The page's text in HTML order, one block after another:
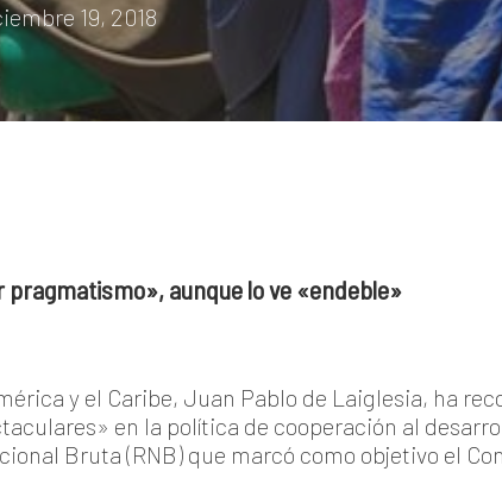
19, 2018
aunque lo ve «endeble»
y el Caribe, Juan Pablo de Laiglesia, ha
en la política de cooperación al
Bruta (RNB) que marcó como objetivo el